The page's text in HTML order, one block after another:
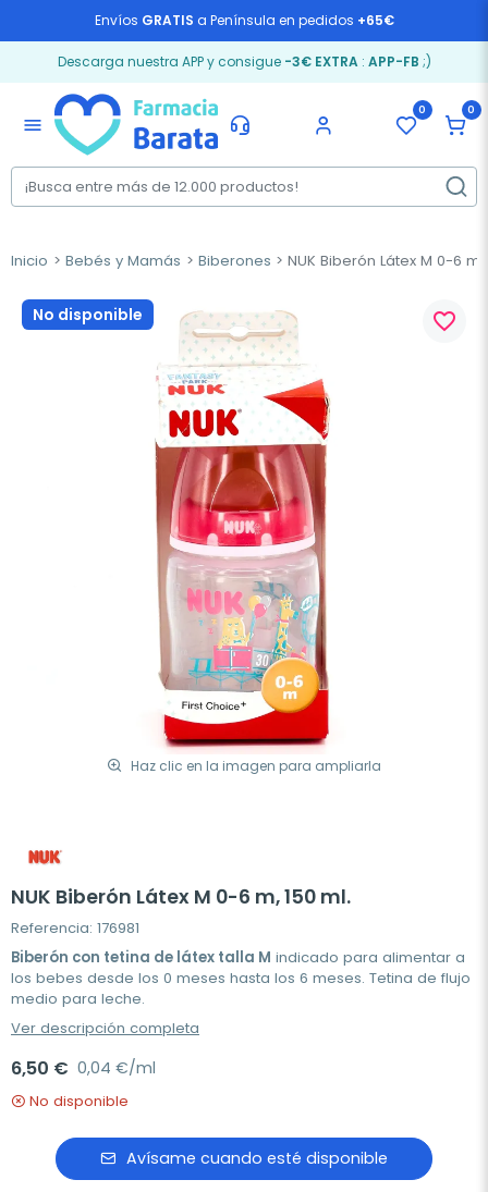
Envíos GRATIS a Península en pedidos +65€
Descarga nuestra APP y consigue -3€ EXTRA: APP-FB ;)
menu
0 0
Inicio Bebés y Mamás Biberones NUK Biberón Látex M 0-6 m,
No disponible
Haz clic en la imagen para ampliarla
favorite_border
NUK Biberón Látex M 0-6 m, 150 ml.
Referencia: 176981
Biberón con tetina de látex talla M indicado para alimentar a
los bebes desde los 0 meses hasta los 6 meses. Tetina de flujo
medio para leche.
Ver descripción completa
6,50 € 0,04 €/ml
No disponible
Avísame cuando esté disponible